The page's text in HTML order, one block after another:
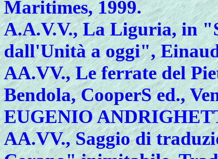
Maritimes, 1999.
A.A.V.V., La Liguria, in
dall'Unità a oggi",
AA.VV., Le ferrate del
Bendola, CooperS ed.,
EUGENIO
AA.VV., Saggio di